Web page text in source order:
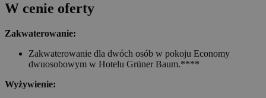
W cenie oferty
Zakwaterowanie:
Zakwaterowanie dla dwóch osób w pokoju Economy
dwuosobowym w Hotelu Grüner Baum.****
Wyżywienie: